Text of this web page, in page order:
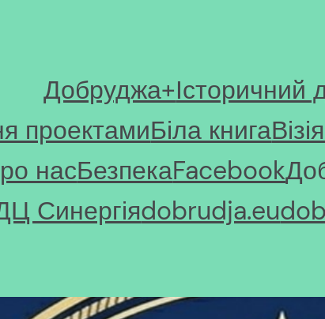
Добруджа+Історичний
проектамиБіла книга
насБезпекаFacebook
Синергіяdobrudja.eu